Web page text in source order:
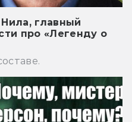
главный
про «Легенду о